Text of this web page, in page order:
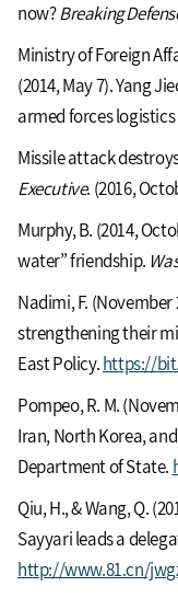
now?Breaking
Ministry of Foreign
(2014, May 7). Yang
armed forces
Missile attack
Executive. (2016,
Murphy, B. (2014,
water” friendship.
Nadimi, F. (November
strengthening their
East Policy.https://
Pompeo, R. M.
Iran, North Korea,
Department of State.
Qiu, H., & Wang, Q.
Sayyari leads a
http://www.81.cn/